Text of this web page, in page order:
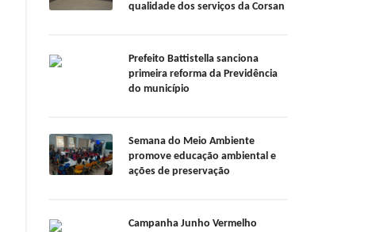
qualidade dos serviços da Corsan
Prefeito Battistella sanciona
primeira reforma da Previdência
do município
Semana do Meio Ambiente
promove educação ambiental e
ações de preservação
Campanha Junho Vermelho